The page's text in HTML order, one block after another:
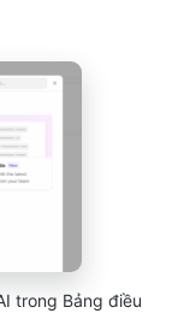
trong Bảng điều